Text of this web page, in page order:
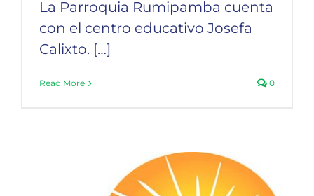
La Parroquia Rumipamba cuenta
con el centro educativo Josefa
Calixto. […]
Read More 0